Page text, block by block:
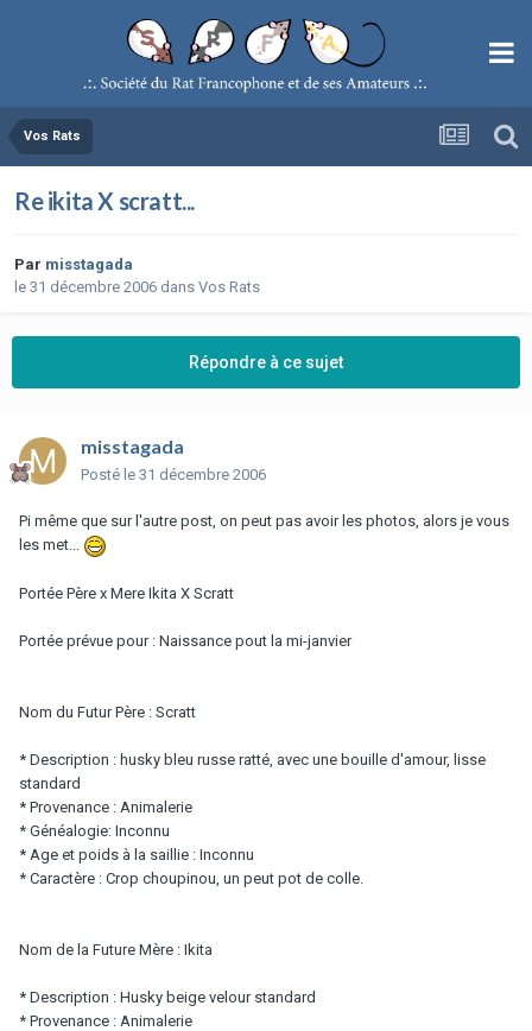
Vos Rats
Re ikita X scratt...
Par misstagada
le 31 décembre 2006 dans Vos Rats
Répondre à ce sujet
misstagada
Posté le 31 décembre 2006
Pi même que sur l'autre post, on peut pas avoir les photos, alors je vous
les met...
Portée Père x Mere Ikita X Scratt
Portée prévue pour : Naissance pout la mi-janvier
Nom du Futur Père : Scratt
* Description : husky bleu russe ratté, avec une bouille d'amour, lisse
standard
* Provenance : Animalerie
* Généalogie: Inconnu
* Age et poids à la saillie : Inconnu
* Caractère : Crop choupinou, un peut pot de colle.
Nom de la Future Mère : Ikita
* Description : Husky beige velour standard
* Provenance : Animalerie